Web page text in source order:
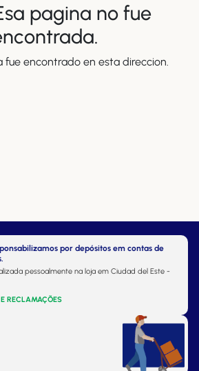
pagina no fue
fue encontrado en esta direccion.
por depósitos em contas de
pessoalmente na loja em Ciudad del Este -
RECLAMAÇÕES